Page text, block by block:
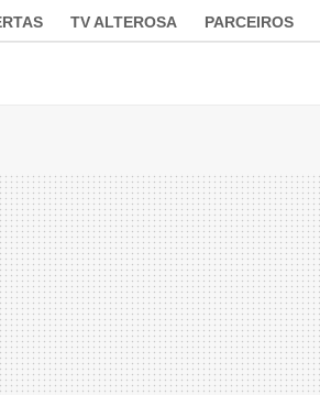
TV ALTEROSA PARCEIROS